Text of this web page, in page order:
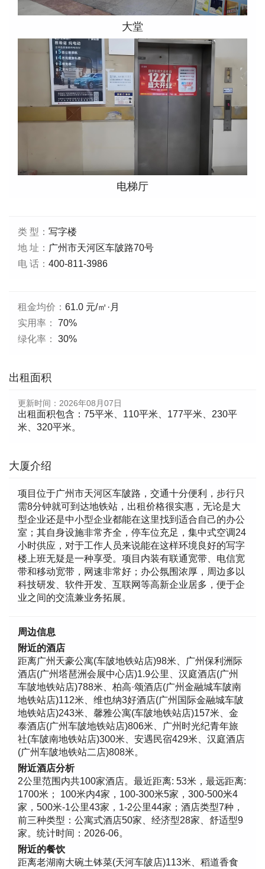
大堂
电梯厅
类 型： 写字楼
地 址： 广州市天河区车陂路70号
电 话： 400-811-3986
租金均价： 61.0 元/㎡·月
实用率：
70%
绿化率：
30%
出租面积
更新时间： 2026年08月07日
出租面积包含：75平米、110平米、177平米、230平
米、320平米。
大厦介绍
项目位于广州市天河区车陂路，交通十分便利，步行只
需8分钟就可到达地铁站，出租价格很实惠，无论是大
型企业还是中小型企业都能在这里找到适合自己的办公
室；其自身设施非常齐全，停车位充足，集中式空调24
小时供应，对于工作人员来说能在这样环境良好的写字
楼上班无疑是一种享受。项目内装有联通宽带、电信宽
带和移动宽带，网速非常好；办公氛围浓厚，周边多以
科技研发、软件开发、互联网等高新企业居多，便于企
业之间的交流兼业务拓展。
周边信息
附近的酒店
距离广州天豪公寓(车陂地铁站店)98米、广州保利洲际
酒店(广州塔琶洲会展中心店)1.9公里、汉庭酒店(广州
车陂地铁站店)788米、柏高·颂酒店(广州金融城车陂南
地铁站店)112米、维也纳3好酒店(广州国际金融城车陂
地铁站店)243米、馨雅公寓(车陂地铁站店)157米、金
泰酒店(广州车陂地铁站店)806米、广州时光纪青年旅
社(车陂南地铁站店)300米、安遇民宿429米、汉庭酒店
(广州车陂地铁站二店)808米。
附近酒店分析
2公里范围内共100家酒店。最近距离: 53米，最远距离:
1700米； 100米内4家，100-300米5家，300-500米4
家，500米-1公里43家，1-2公里44家；酒店类型7种，
前三种类型：公寓式酒店50家、经济型28家、舒适型9
家。统计时间：2026-06。
附近的餐饮
距离老湖南大碗土钵菜(天河车陂店)113米、稻道香食